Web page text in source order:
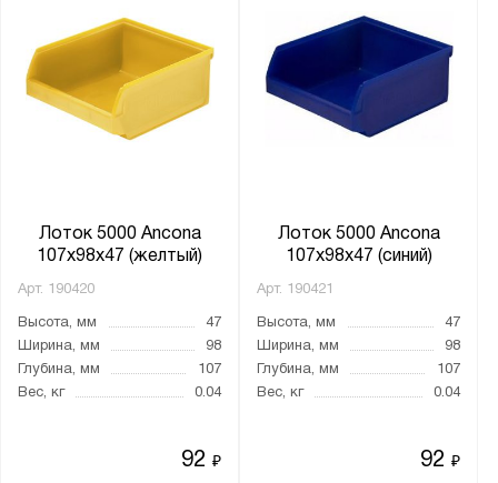
Лоток 5000 Ancona
107x98x47 (желтый)
Арт. 190420
Высота, мм
47
Ширина, мм
98
Глубина, мм
107
Вес, кг
0.04
92₽
Лоток 5000 Ancona
107x98x47 (синий)
Арт. 190421
Высота, мм
47
Ширина, мм
98
Глубина, мм
107
Вес, кг
0.04
92₽